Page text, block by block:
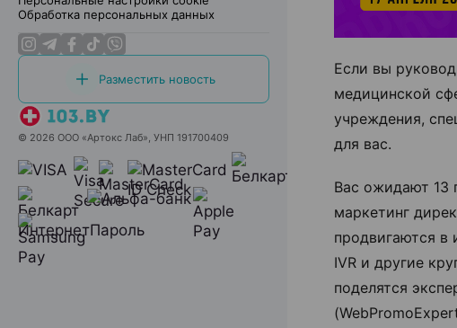
Обработка персональных данных
Разместить новость
© 2026 ООО «Артокс Лаб», УНП 191700409
Если вы
медицинской
учреждения,
для вас.
Вас ожидают 13
маркетинг
продвигаются в
IVR и другие
поделятся